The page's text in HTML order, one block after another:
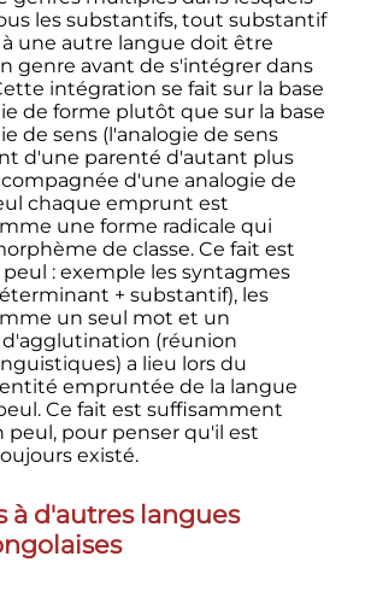
les substantifs, tout substantif
une autre langue doit être
genre avant de s'intégrer dans
intégration se fait sur la base
de forme plutôt que sur la base
de sens (l'analogie de sens
d'une parenté d'autant plus
d'une analogie de
chaque emprunt est
une forme radicale qui
de classe. Ce fait est
: exemple les syntagmes
+ substantif), les
un seul mot et un
(réunion
a lieu lors du
empruntée de la langue
Ce fait est suffisamment
peul, pour penser qu'il est
existé.
à d'autres langues